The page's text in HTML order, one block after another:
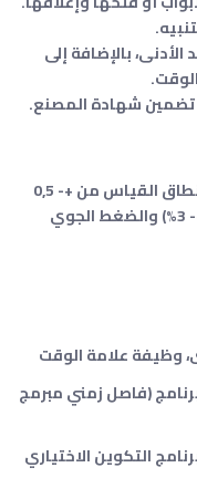
بالإضافة إلى
تضمين شهادة المصنع.
لمراقبة درجة الحرارة (الدقة حسب نطاق القياس من +- 0,5
درجة مئوية)، والرطوبة (الدقة من +- 3%) والضغط الجوي
(فاصل زمني مبرمج